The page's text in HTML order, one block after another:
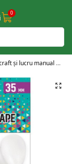
0
și lucru manual